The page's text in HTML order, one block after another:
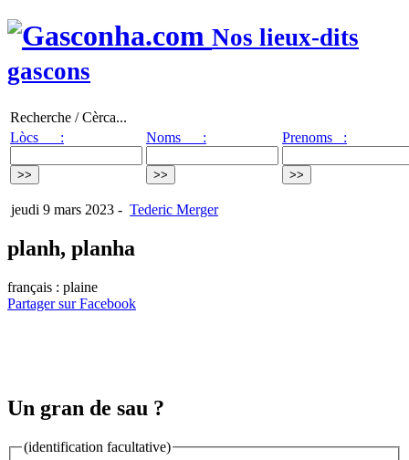
Nos lieux-dits
gascons
Recherche / Cèrca...
Lòcs :
Noms : Prenoms :
jeudi 9 mars 2023 - Tederic Merger
planh, planha
français : plaine
Partager sur Facebook
Un gran de sau ?
(identification facultative)